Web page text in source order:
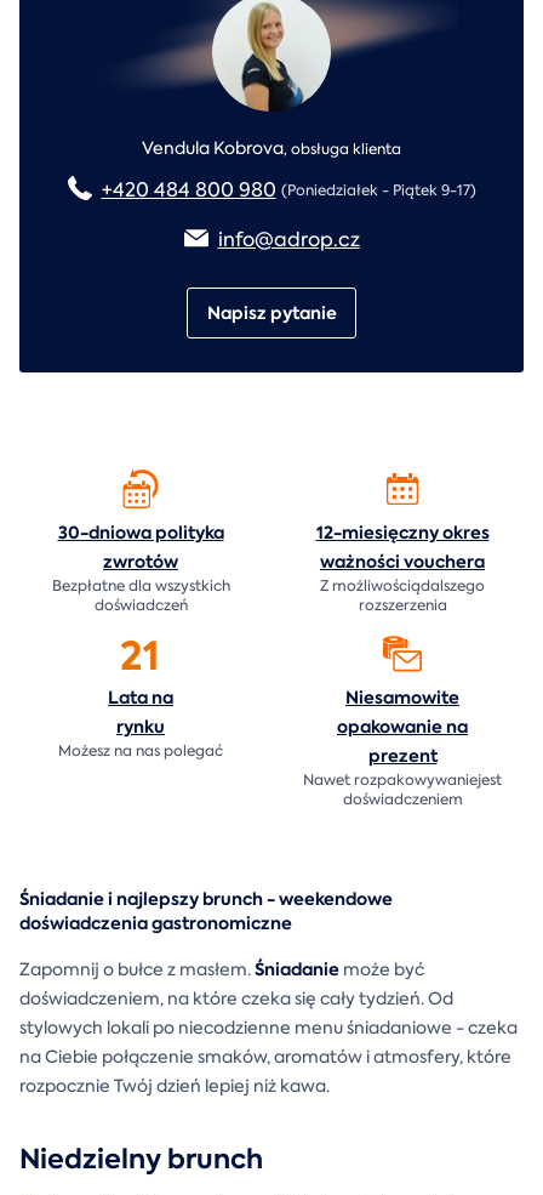
Vendula Kobrova,obsługa klienta
+420 484 800 980 (Poniedziałek - Piątek 9-17)
info@adrop.cz
Napisz pytanie
30-dniowa polityka
zwrotów
Bezpłatne dla wszystkich
doświadczeń
12-miesięczny okres
ważności vouchera
Z możliwościądalszego
rozszerzenia
21
Lata na
rynku
Możesz na nas polegać
Niesamowite
opakowanie na
prezent
Nawet rozpakowywaniejest
doświadczeniem
Śniadanie i najlepszy brunch - weekendowe
doświadczenia gastronomiczne
Zapomnij o bułce z masłem.Śniadanie może być
doświadczeniem, na które czeka się cały tydzień. Od
stylowych lokali po niecodzienne menu śniadaniowe - czeka
na Ciebie połączenie smaków, aromatów i atmosfery, które
rozpocznie Twój dzień lepiej niż kawa.
Niedzielny brunch